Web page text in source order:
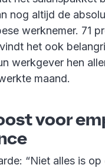
nog altijd de
werknemer. 71
het ook
werkgever hen
maand.
voor
“Niet alles is op